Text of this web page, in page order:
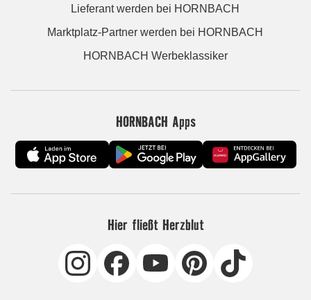
Lieferant werden bei HORNBACH
Marktplatz-Partner werden bei HORNBACH
HORNBACH Werbeklassiker
HORNBACH Apps
Hier fließt Herzblut